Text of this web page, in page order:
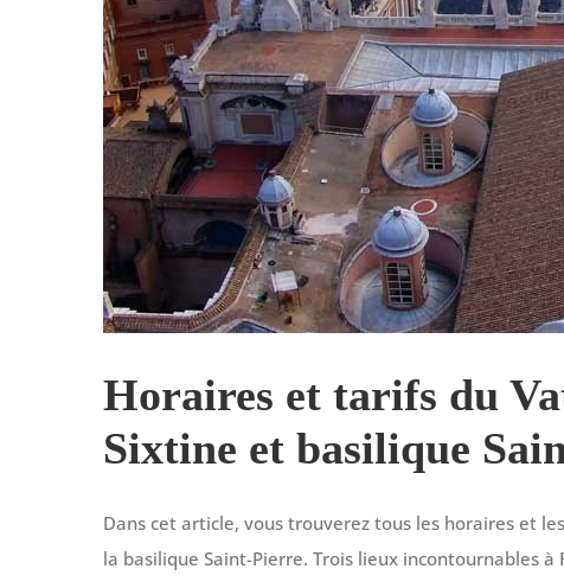
Horaires et tarifs du
Sixtine et basilique
Dans cet article, vous trouverez tous les horaires et
la basilique Saint-Pierre. Trois lieux incontournables à